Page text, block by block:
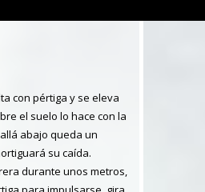
con pértiga y se eleva
el suelo lo hace con la
abajo queda un
su caída.
durante unos metros,